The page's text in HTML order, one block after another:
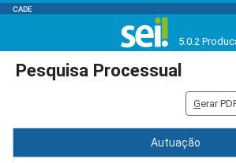
CADE
5.0.2
Pesquisa Processual
Gerar
Autuação